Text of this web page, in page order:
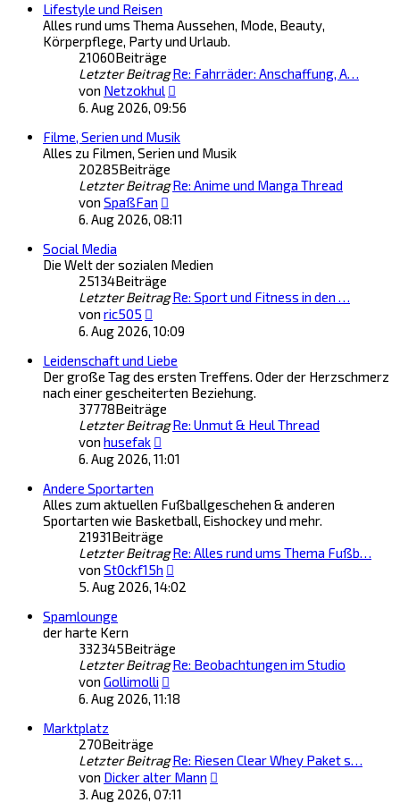
Lifestyle und Reisen
Alles rund ums Thema Aussehen, Mode, Beauty,
Körperpflege, Party und Urlaub.
21060Beiträge
Letzter Beitrag Re: Fahrräder: Anschaffung, A…
von Netzokhul
Beitrag
6. Aug 2026, 09:56
Filme, Serien und Musik
Alles zu Filmen, Serien und Musik
20285Beiträge
Letzter Beitrag Re: Anime und Manga Thread
von SpaßFan
Beitrag
6. Aug 2026, 08:11
Social Media
Die Welt der sozialen Medien
25134Beiträge
Letzter Beitrag Re: Sport und Fitness in den …
von ric505
Beitrag
6. Aug 2026, 10:09
Leidenschaft und Liebe
Der große Tag des ersten Treffens. Oder der Herzschmerz
nach einer gescheiterten Beziehung.
37778Beiträge
Letzter Beitrag Re: Unmut & Heul Thread
von husefak
Beitrag
6. Aug 2026, 11:01
Andere Sportarten
Alles zum aktuellen Fußballgeschehen & anderen
Sportarten wie Basketball, Eishockey und mehr.
21931Beiträge
Letzter Beitrag Re: Alles rund ums Thema Fußb…
von St0ckf15h
Beitrag
5. Aug 2026, 14:02
Spamlounge
der harte Kern
332345Beiträge
Letzter Beitrag Re: Beobachtungen im Studio
von Gollimolli
Beitrag
6. Aug 2026, 11:18
Marktplatz
270Beiträge
Letzter Beitrag Re: Riesen Clear Whey Paket s…
von Dicker alter Mann
3. Aug 2026, 07:11